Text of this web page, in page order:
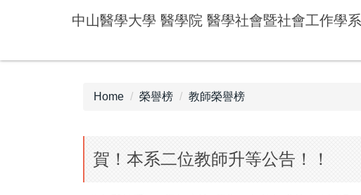
main
中山醫學大學 醫學院 醫學社會暨社會工作學系
Home 榮譽榜 教師榮譽榜
賀！本系二位教師升等公告！！